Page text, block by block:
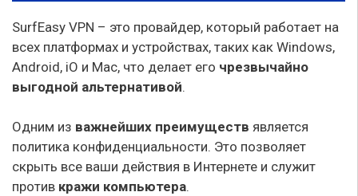
SurfEasy VPN – это провайдер, который работает на
всех платформах и устройствах, таких как Windows,
Android, iO и Mac, что делает его чрезвычайно
выгодной альтернативой.
Одним из важнейших преимуществ является
политика конфиденциальности. Это позволяет
скрыть все ваши действия в Интернете и служит
против кражи компьютера.